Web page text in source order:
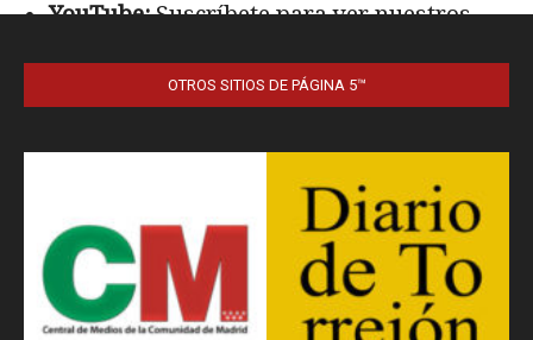
OTROS SITIOS DE PÁGINA 5™